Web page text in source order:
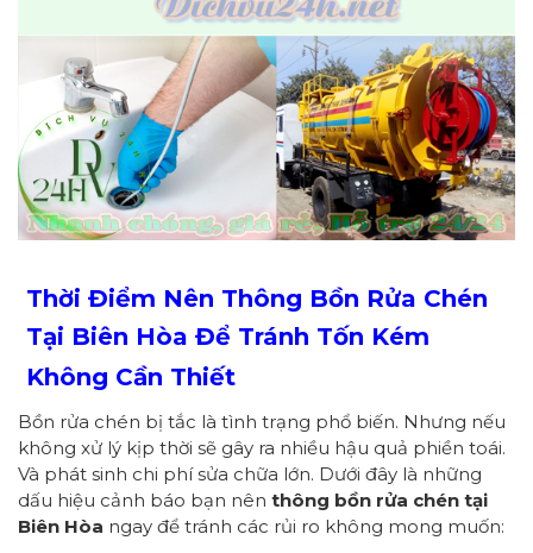
Thời Điểm Nên Thông Bồn Rửa Chén
Tại Biên Hòa Để Tránh Tốn Kém
Không Cần Thiết
Bồn rửa chén bị tắc là tình trạng phổ biến. Nhưng nếu
không xử lý kịp thời sẽ gây ra nhiều hậu quả phiền toái.
Và phát sinh chi phí sửa chữa lớn. Dưới đây là những
dấu hiệu cảnh báo bạn nên thông bồn rửa chén tại
Biên Hòa ngay để tránh các rủi ro không mong muốn: